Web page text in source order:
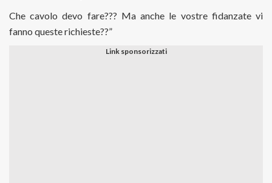
Che cavolo devo fare??? Ma anche le vostre fidanzate vi
fanno queste richieste??”